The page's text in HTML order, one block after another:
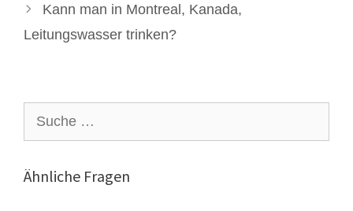
Kann man in Montreal, Kanada,
Leitungswasser trinken?
nach:
Ähnliche Fragen